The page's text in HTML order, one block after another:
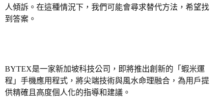
人傾訴。在這種情況下，我們可能會尋求替代方法，希望找
到答案。
BYTEX是一家新加坡科技公司，即將推出創新的「蝦米運
程」 手機應用程式，將尖端技術與風水命理融合，為用戶提
供精確且高度個人化的指導和建議。